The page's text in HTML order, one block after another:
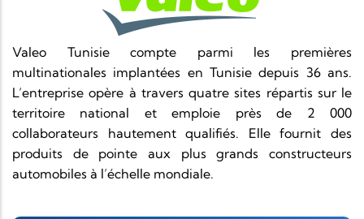
Valeo Tunisie compte parmi les premières
multinationales implantées en Tunisie depuis 36 ans.
L’entreprise opère à travers quatre sites répartis sur le
territoire national et emploie près de 2 000
collaborateurs hautement qualifiés. Elle fournit des
produits de pointe aux plus grands constructeurs
automobiles à l’échelle mondiale.​